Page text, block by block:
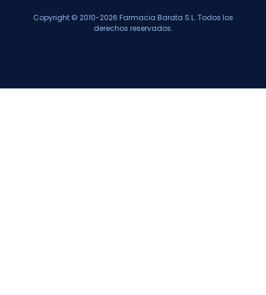
Copyright © 2010-2026 Farmacia Barata S.L. Todos los
derechos reservados.